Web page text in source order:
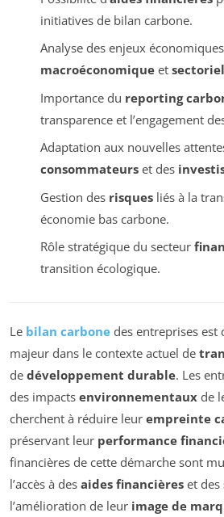
initiatives de bilan carbone.
Analyse des enjeux économiques
macroéconomiqueet
Importance du reporting
transparence et l’engagement
Adaptation aux nouvelles
consommateurset des
Gestion des risquesliés à la
économie bas carbone.
Rôle stratégique du secteur
transition écologique.
Le bilan carbone des entreprises est
majeur dans le contexte actuel de
de développement durable. Les
des impacts environnementaux de
cherchent à réduire leur empreinte
préservant leur performance
financières de cette démarche sont
l’accès à des aides financières et des
l’amélioration de leur image de